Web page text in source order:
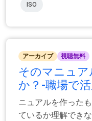
ISO
アーカイブ 視聴無料
そのマニュア
か？-職場で
ニュアルを作った
ているか理解でき